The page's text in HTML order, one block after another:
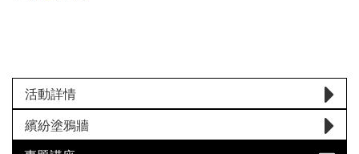
活動詳情
繽紛塗鴉牆